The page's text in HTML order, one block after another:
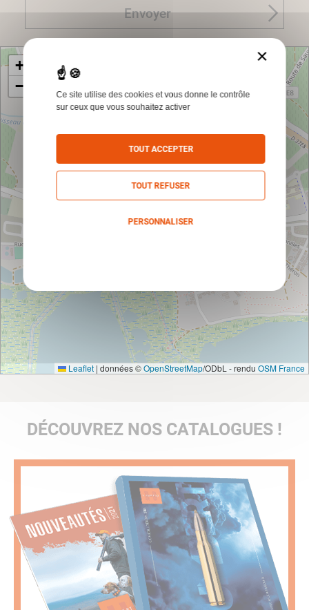
Envoyer
+
−
Leaflet | données ©OpenStreetMap/ODbL - rendu OSM France
DÉCOUVREZ NOS CATALOGUES !
×
Ce site utilise des cookies et vous donne le contrôle
sur ceux que vous souhaitez activer
TOUT ACCEPTER
TOUT REFUSER
PERSONNALISER